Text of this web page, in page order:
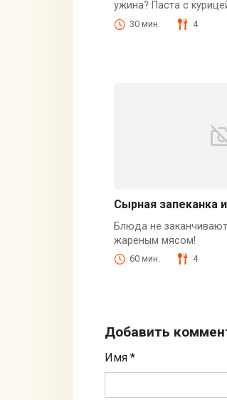
ужина? Паста с
30 мин. 4
Сырная запеканка
Блюда не
жареным мясом!
60 мин. 4
Добавить
Имя *